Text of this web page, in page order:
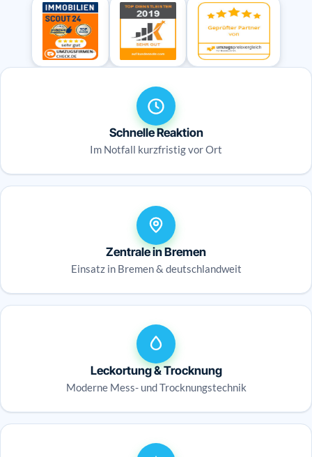
Schnelle Reaktion
Im Notfall kurzfristig vor Ort
Zentrale in Bremen
Einsatz in Bremen & deutschlandweit
Leckortung & Trocknung
Moderne Mess- und Trocknungstechnik